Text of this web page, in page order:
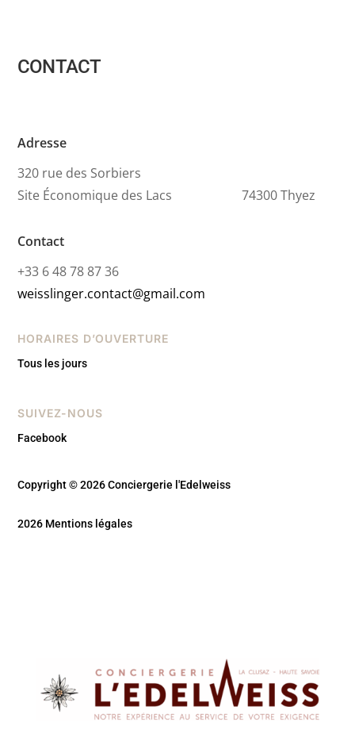
CONTACT
Adresse
320 rue des Sorbiers
Site Économique des Lacs 74300 Thyez
Contact
+33 6 48 78 87 36
weisslinger.contact@gmail.com
HORAIRES D’OUVERTURE
Tous les jours
SUIVEZ-NOUS
Facebook
Copyright © 2026 Conciergerie l'Edelweiss
2026 Mentions légales